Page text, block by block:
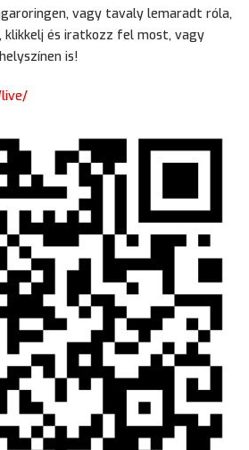
vagy tavaly lemaradt róla,
klikkelj és iratkozz fel most, vagy
is!